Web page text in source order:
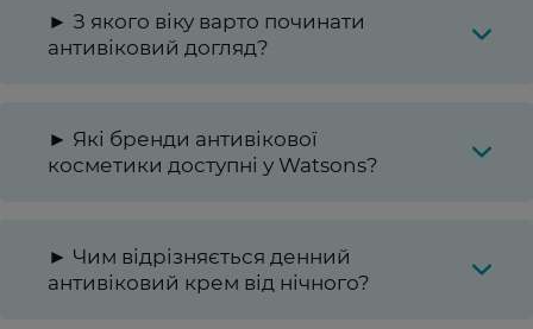
► З якого віку варто починати
антивіковий догляд?
► Які бренди антивікової
косметики доступні у Watsons?
► Чим відрізняється денний
антивіковий крем від нічного?